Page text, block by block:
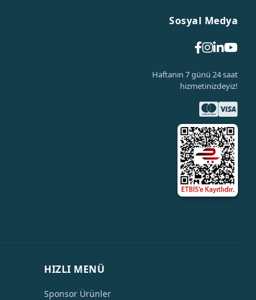
Sosyal Medya
Haftanın 7 günü 24 saat
hizmetinizdeyiz!
HIZLI MENÜ
Sponsor Ürünler